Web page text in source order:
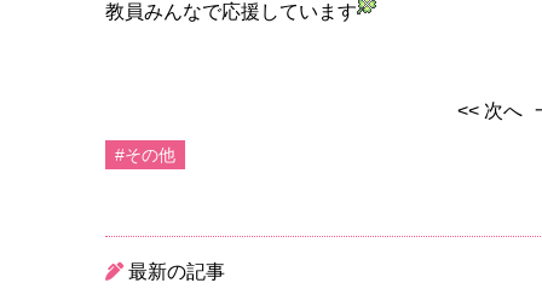
教員みんなで応援しています
<< 次へ
#その他
最新の記事